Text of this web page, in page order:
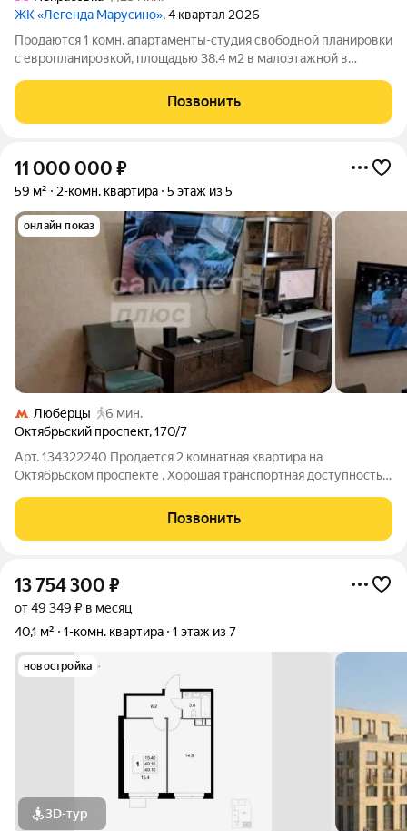
ЖК «Легенда Марусино», 4 квартал 2026
Продаются 1 комн. апартаменты-студия свободной планировки
с европланировкой, площадью 38.4 м2 в малоэтажной в
м. Некрасовка. Возможен вариант покупки с использованием
ипотечных средств, есть
Позвонить
11 000 000 ₽
59 м² 2-комн. квартира 5 этаж из 5
онлайн показ
Люберцы
6 мин.
Октябрьский проспект,170/7
Арт. 134322240 Продается 2 комнатная квартира на
Октябрьском проспекте . Хорошая транспортная доступность,
Позвонить
13 754 300 ₽
от 49 349 ₽ в месяц
40,1 м²
1-комн. квартира 1 этаж из 7
новостройка
3D-тур